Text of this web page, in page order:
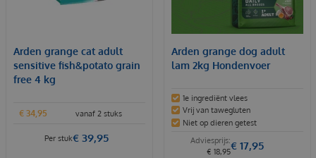
Arden grange cat adult
sensitive fish&potato grain
free 4 kg
vanaf 2 stuks
€ 34, 95
€ 39,95
Per stuk
Arden grange dog adult
lam 2kg Hondenvoer
1e ingrediënt vlees
Vrij van tawegluten
Niet op dieren getest
€ 18,95€ 17,95